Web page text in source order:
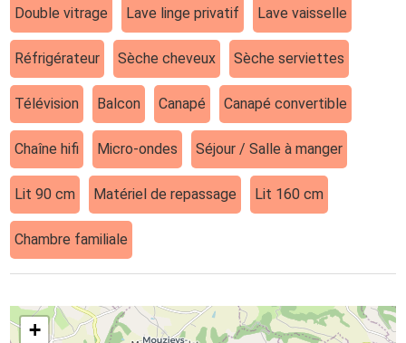
Double vitrage Lave linge privatif Lave vaisselle
Réfrigérateur Sèche cheveux Sèche serviettes
Télévision Balcon Canapé Canapé convertible
Chaîne hifi Micro-ondes Séjour / Salle à manger
Lit 90 cm Matériel de repassage Lit 160 cm
Chambre familiale
+